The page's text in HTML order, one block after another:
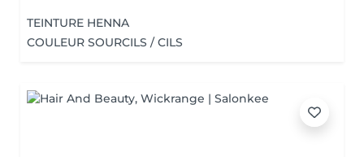
TEINTURE HENNA
COULEUR SOURCILS / CILS